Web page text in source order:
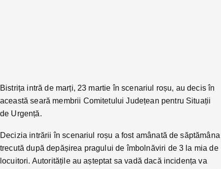
Bistrița intră de marți, 23 martie în scenariul roșu, au decis în
această seară membrii Comitetului Județean pentru Situații
de Urgență.
Decizia intrării în scenariul roșu a fost amânată de săptămâna
trecută după depășirea pragului de îmbolnăviri de 3 la mia de
locuitori. Autoritățile au așteptat sa vadă dacă incidența va